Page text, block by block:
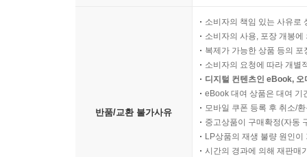
반품/교환 불가사유
소비자의 책임 있는 사유로
소비자의 사용, 포장 개봉
복제가 가능한 상품 등의
소비자의 요청에 따라 개별
디지털 컨텐츠인 eBook,
eBook 대여 상품은 대여 기
모바일 쿠폰 등록 후 취소/
중고상품이 구매확정(자동
LP상품의 재생 불량 원인
시간의 경과에 의해 재판매